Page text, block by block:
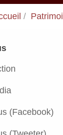
(Facebook)